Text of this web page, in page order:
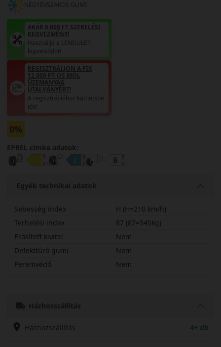
NÉGYÉVSZAKOS GUMI
AKÁR 6.000 FT SZERELÉSI
KEDVEZMÉNY!
Használja a LENDÜLET
kuponkódot!
REGISZTRÁLJON A FIX
12.000 FT-OS MOL
ÜZEMANYAG
UTALVÁNYÉRT!
A regisztrációhoz kattintson
ide!
0%
EPREL cimke adatok:
Egyéb technikai adatok
Sebesség index
H (H=210 km/h)
Terhelési index
87 (87=545kg)
Erősített kivitel
Nem
Defekttűrő gumi
Nem
Peremvédő
Nem
Házhozszállítás
Házhozszállítás 4+ db